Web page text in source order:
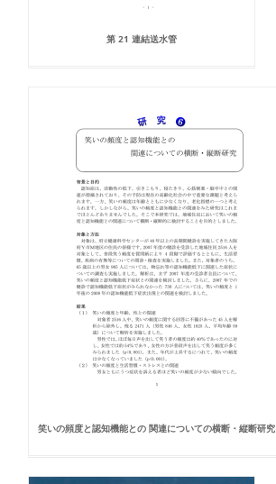
第 21 連結送水管
笑いの頻度と認知機能との 関連についての横断・縦断研究